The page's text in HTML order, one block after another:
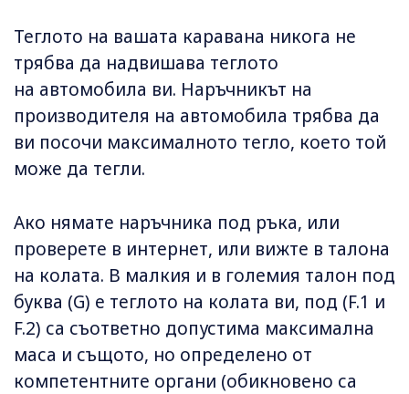
Теглото на вашата каравана никога не
трябва да надвишава теглото
на автомобила ви. Наръчникът на
производителя на автомобила трябва да
ви посочи максималното тегло, което той
може да тегли.
Ако нямате наръчника под ръка, или
проверете в интернет, или вижте в талона
на колата. В малкия и в големия талон под
буква (G) е теглото на колата ви, под (F.1 и
F.2) са съответно допустима максимална
маса и същото, но определено от
компетентните органи (обикновено са